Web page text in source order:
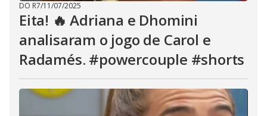
DO R7/11/07/2025
Eita! 🔥 Adriana e Dhomini
analisaram o jogo de Carol e
Radamés. #powercouple #shorts